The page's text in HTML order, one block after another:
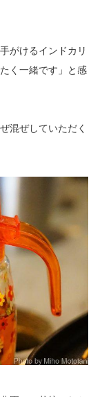
がけるインドカリ
く一緒です」と感
混ぜしていただく